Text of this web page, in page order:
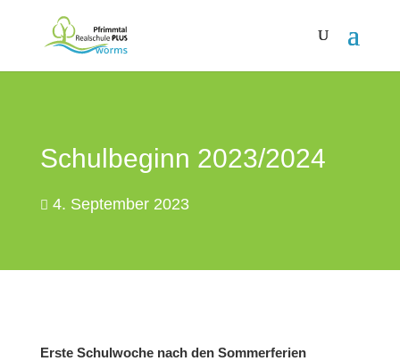
Schulbeginn 2023/2024
4. September 2023
Erste Schulwoche nach den Sommerferien